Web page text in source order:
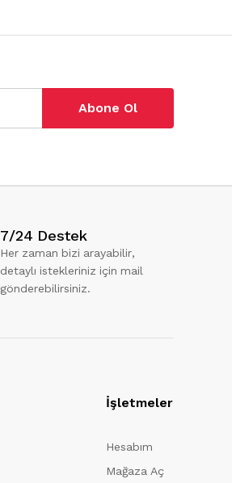
Abone Ol
7/24 Destek
Her zaman bizi arayabilir,
detaylı istekleriniz için mail
gönderebilirsiniz.
İşletmeler
Hesabım
Mağaza Aç